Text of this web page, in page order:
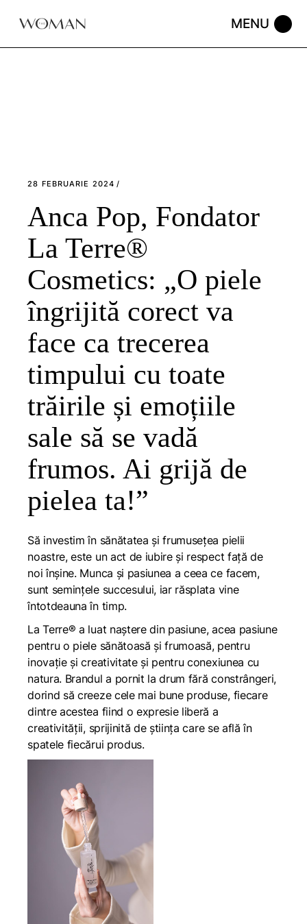
28 FEBRUARIE 2024
Anca Pop, Fondator
La Terre®
Cosmetics: „O piele
îngrijită corect va
face ca trecerea
timpului cu toate
trăirile și emoțiile
sale să se vadă
frumos. Ai grijă de
pielea ta!”
Să investim în sănătatea și frumusețea pielii
noastre, este un act de iubire și respect față de
noi înșine. Munca și pasiunea a ceea ce facem,
sunt semințele succesului, iar răsplata vine
întotdeauna în timp.
La Terre® a luat naștere din pasiune, acea pasiune
pentru o piele sănătoasă și frumoasă, pentru
inovație și creativitate și pentru conexiunea cu
natura. Brandul a pornit la drum fără constrângeri,
dorind să creeze cele mai bune produse, fiecare
dintre acestea fiind o expresie liberă a
creativității, sprijinită de știința care se află în
spatele fiecărui produs.